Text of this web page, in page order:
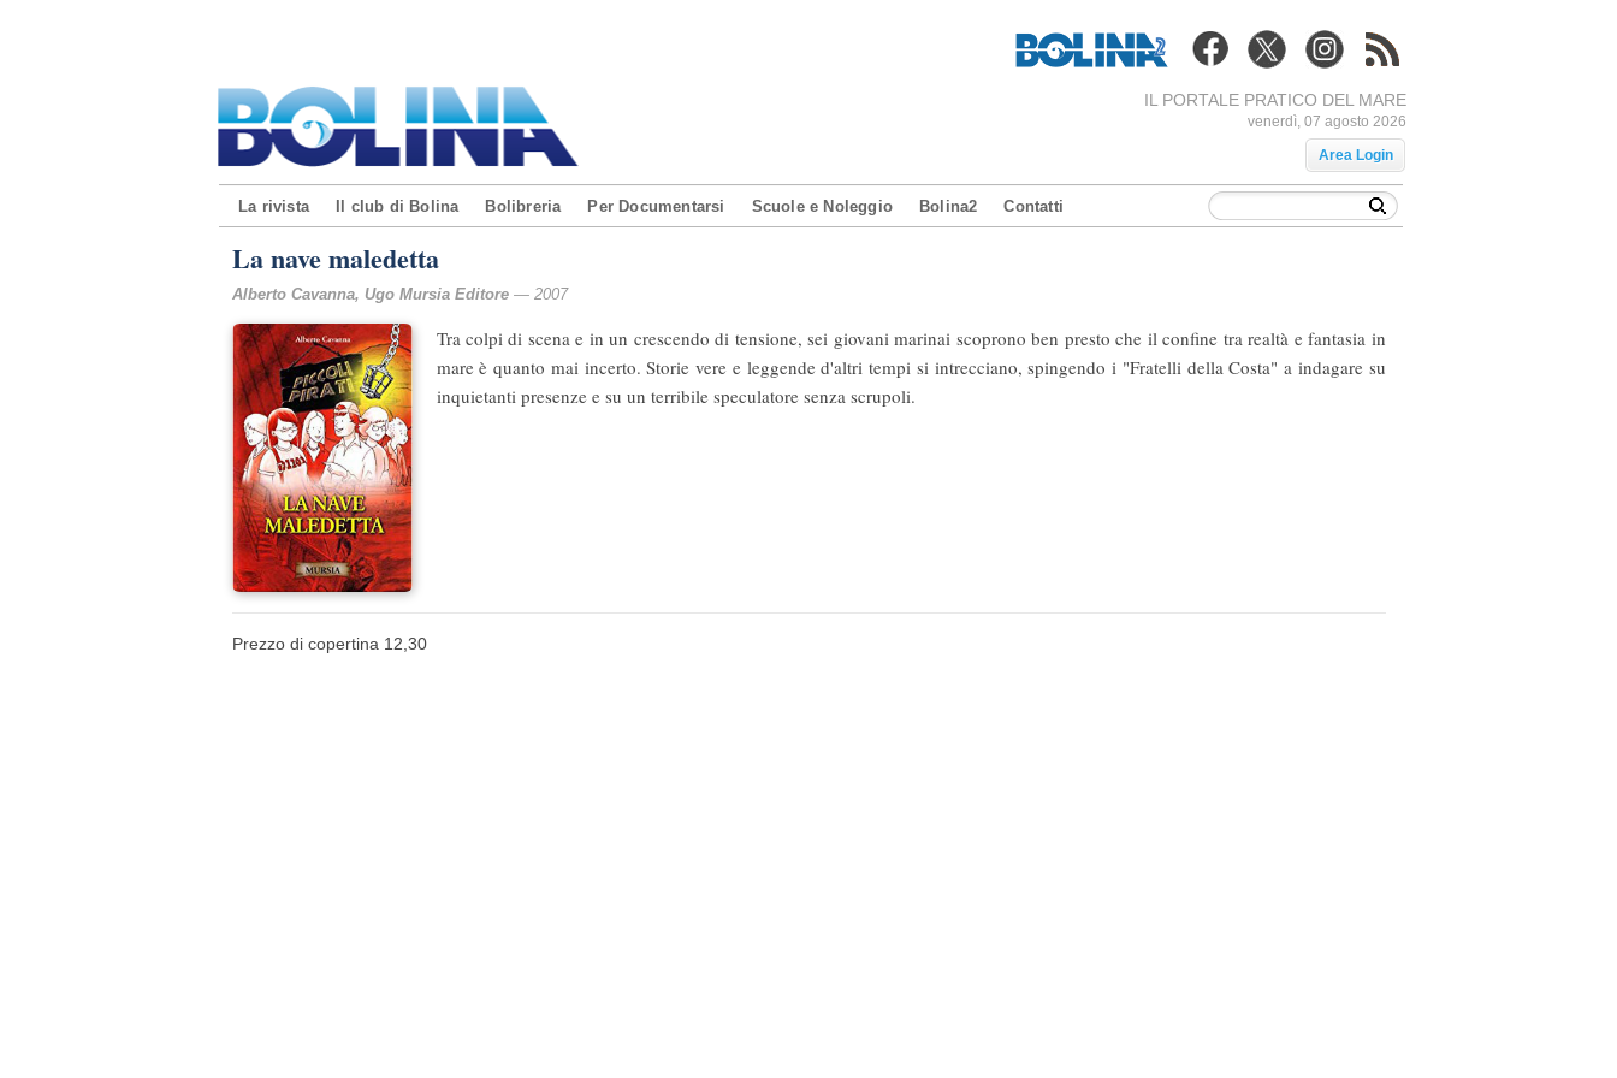
IL PORTALE PRATICO DEL MARE
venerdì, 07 agosto 2026
Area Login
La rivista Il club di Bolina Bolibreria Per Documentarsi Scuole e Noleggio Bolina2 Contatti
La nave maledetta
Alberto Cavanna, Ugo Mursia Editore— 2007
Tra colpi di scena e in un crescendo di tensione, sei giovani marinai scoprono ben presto che il confine tra realtà e fantasia in
mare è quanto mai incerto. Storie vere e leggende d'altri tempi si intrecciano, spingendo i "Fratelli della Costa" a indagare su
inquietanti presenze e su un terribile speculatore senza scrupoli.
Prezzo di copertina 12,30